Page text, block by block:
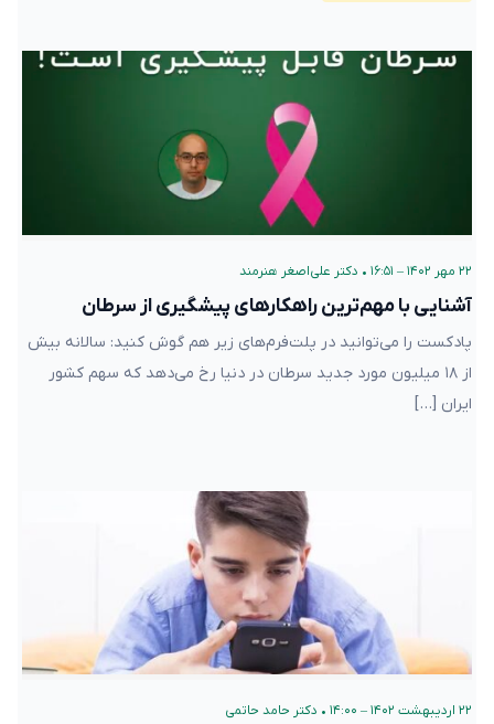
۲۲ مهر ۱۴۰۲ – ۱۶:۵۱ • دکتر علی‌اصغر هنرمند
آشنایی با مهم‌ترین راهکارهای پیشگیری از سرطان
پادکست را می‌توانید در پلت‌فرم‌های زیر هم گوش کنید: سالانه بیش
از ۱۸ میلیون مورد جدید سرطان در دنیا رخ می‌دهد که سهم کشور
ایران […]
۲۲ اردیبهشت ۱۴۰۲ – ۱۴:۰۰ • دکتر حامد حاتمی